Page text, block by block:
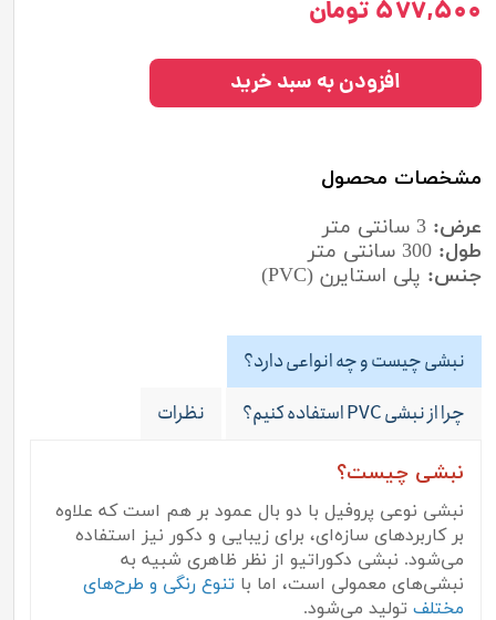
۵۷۷,۵۰۰ تومان
مشخصات محصول
عرض: 3 سانتی متر
طول: 300 سانتی متر
جنس: پلی استایرن (PVC)
افزودن به سبد خرید
نبشی چیست و چه انواعی دارد؟
چرا از نبشی PVC استفاده کنیم؟
نظرات
نبشی چیست؟
نبشی نوعی پروفیل با دو بال عمود بر هم است که علاوه
بر کاربردهای سازه‌ای، برای زیبایی و دکور نیز استفاده
می‌شود. نبشی دکوراتیو از نظر ظاهری شبیه به
نبشی‌های معمولی است، اما با تنوع رنگی و طرح‌های
مختلف تولید می‌شود.